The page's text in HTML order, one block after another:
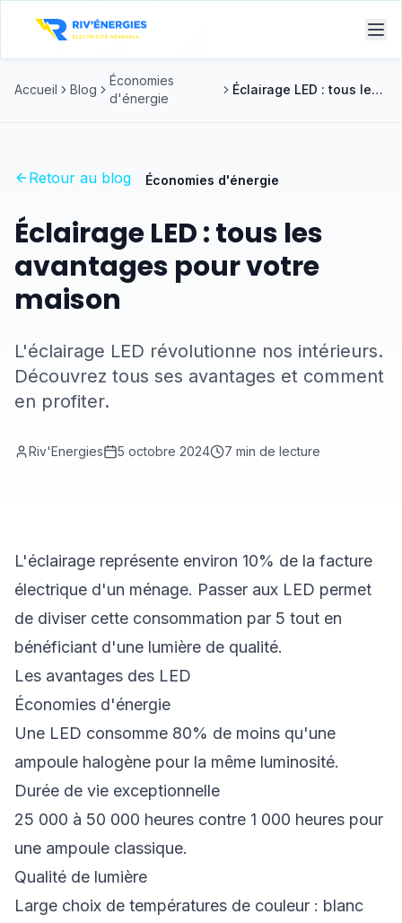
Accueil Blog
Économies
d'énergie
Éclairage LED : tous les avantages pour votre maison
Retour au blog Économies d'énergie
Éclairage LED : tous les
avantages pour votre
maison
L'éclairage LED révolutionne nos intérieurs.
Découvrez tous ses avantages et comment
en profiter.
Riv'Energies 5 octobre 2024 7 min de lecture
L'éclairage représente environ 10% de la facture
électrique d'un ménage. Passer aux LED permet
de diviser cette consommation par 5 tout en
bénéficiant d'une lumière de qualité.
Les avantages des LED
Économies d'énergie
Une LED consomme 80% de moins qu'une
ampoule halogène pour la même luminosité.
Durée de vie exceptionnelle
25 000 à 50 000 heures contre 1 000 heures pour
une ampoule classique.
Qualité de lumière
Large choix de températures de couleur : blanc